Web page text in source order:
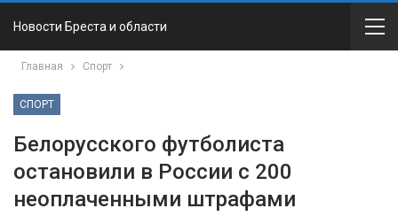
Новости Бреста и области
Главная Спорт
СПОРТ
Белорусского футболиста
остановили в России с 200
неоплаченными штрафами